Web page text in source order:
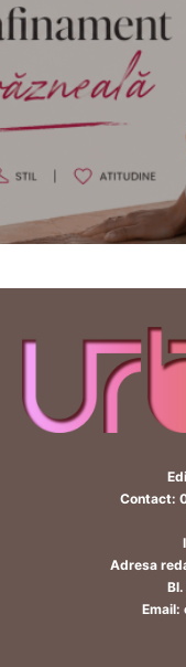
Contact:
Adresa